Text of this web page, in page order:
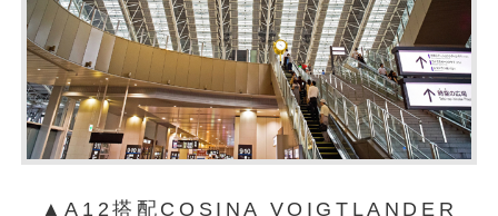
▲A12搭配COSINA VOIGTLANDER